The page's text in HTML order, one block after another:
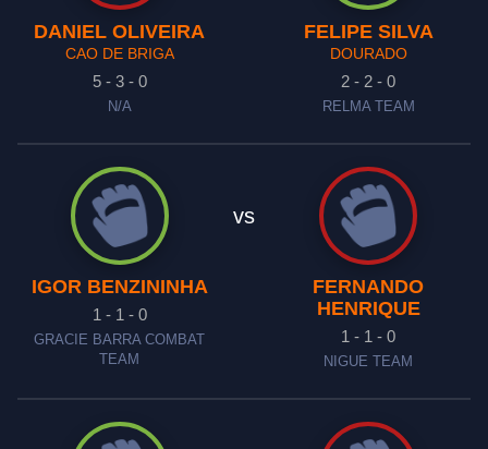
DANIEL OLIVEIRA
CAO DE BRIGA
5 - 3 - 0
N/A
FELIPE SILVA
DOURADO
2 - 2 - 0
RELMA TEAM
IGOR BENZININHA
1 - 1 - 0
GRACIE BARRA COMBAT
TEAM
vs
FERNANDO
HENRIQUE
1 - 1 - 0
NIGUE TEAM